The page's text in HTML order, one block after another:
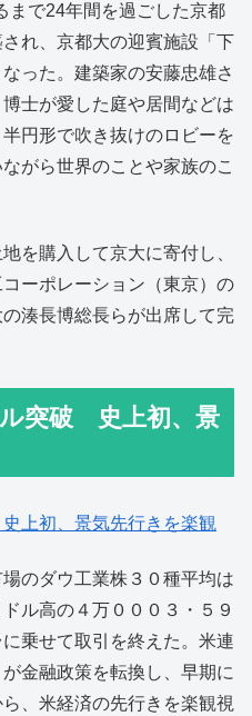
まで24年間を過ごした京都
れ、京都大の迎賓施設「下
った。建築家の安藤忠雄さ
士が愛した庭や居間などは
円形で吹き抜けのロビーを
がら世界のことや家族のこ
を購入して京大に寄付し、
ーポレーション（東京）の
湊長博総長らが出席して完
ル突破 史上初、景
上初、景気先行きを楽観
のダウ工業株３０種平均は
ル高の４万０００３・５９
乗せて取引を終えた。米連
金融政策を転換し、早期に
、米経済の先行きを楽観視